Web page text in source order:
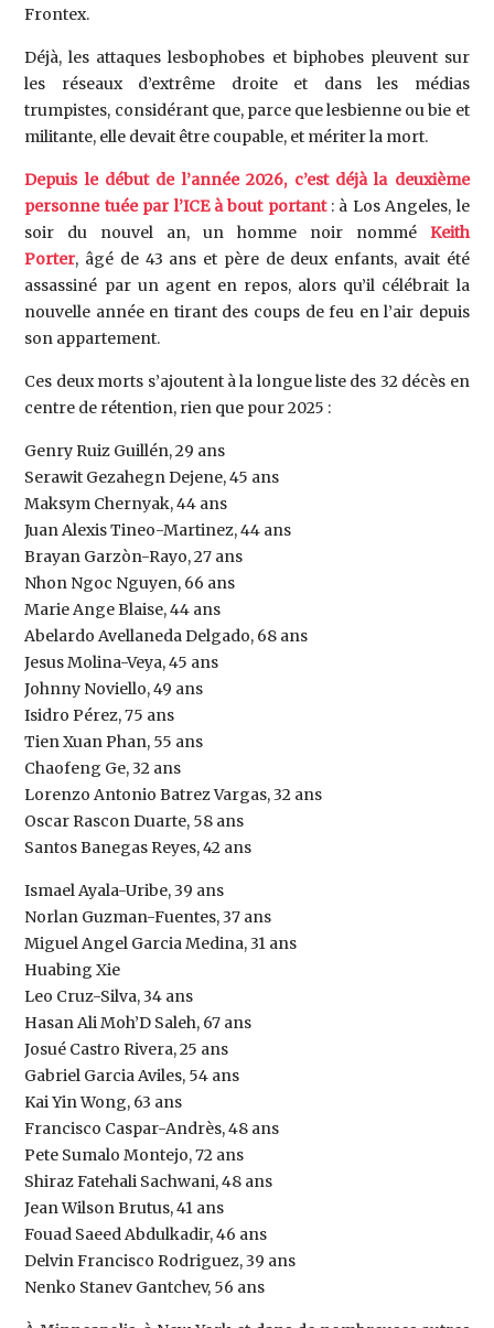
Frontex.
Déjà, les attaques lesbophobes et biphobes pleuvent sur
les réseaux d’extrême droite et dans les médias
trumpistes, considérant que, parce que lesbienne ou bie et
militante, elle devait être coupable, et mériter la mort.
Depuis le début de l’année 2026, c’est déjà la deuxième
personne tuée par l’ICE à bout portant: à Los Angeles, le
soir du nouvel an, un homme noir nommé Keith
Porter, âgé de 43 ans et père de deux enfants, avait été
assassiné par un agent en repos, alors qu’il célébrait la
nouvelle année en tirant des coups de feu en l’air depuis
son appartement.
Ces deux morts s’ajoutent à la longue liste des 32 décès en
centre de rétention, rien que pour 2025 :
Genry Ruiz Guillén, 29 ans
Serawit Gezahegn Dejene, 45 ans
Maksym Chernyak, 44 ans
Juan Alexis Tineo-Martinez, 44 ans
Brayan Garzòn-Rayo, 27 ans
Nhon Ngoc Nguyen, 66 ans
Marie Ange Blaise, 44 ans
Abelardo Avellaneda Delgado, 68 ans
Jesus Molina-Veya, 45 ans
Johnny Noviello, 49 ans
Isidro Pérez, 75 ans
Tien Xuan Phan, 55 ans
Chaofeng Ge, 32 ans
Lorenzo Antonio Batrez Vargas, 32 ans
Oscar Rascon Duarte, 58 ans
Santos Banegas Reyes, 42 ans
Ismael Ayala-Uribe, 39 ans
Norlan Guzman-Fuentes, 37 ans
Miguel Angel Garcia Medina, 31 ans
Huabing Xie
Leo Cruz-Silva, 34 ans
Hasan Ali Moh’D Saleh, 67 ans
Josué Castro Rivera, 25 ans
Gabriel Garcia Aviles, 54 ans
Kai Yin Wong, 63 ans
Francisco Caspar-Andrès, 48 ans
Pete Sumalo Montejo, 72 ans
Shiraz Fatehali Sachwani, 48 ans
Jean Wilson Brutus, 41 ans
Fouad Saeed Abdulkadir, 46 ans
Delvin Francisco Rodriguez, 39 ans
Nenko Stanev Gantchev, 56 ans